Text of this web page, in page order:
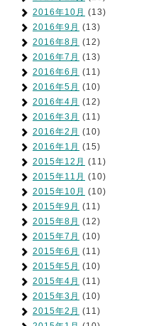
2016年10月 (13)
2016年9月 (13)
2016年8月 (12)
2016年7月 (13)
2016年6月 (11)
2016年5月 (10)
2016年4月 (12)
2016年3月 (11)
2016年2月 (10)
2016年1月 (15)
2015年12月 (11)
2015年11月 (10)
2015年10月 (10)
2015年9月 (11)
2015年8月 (12)
2015年7月 (10)
2015年6月 (11)
2015年5月 (10)
2015年4月 (11)
2015年3月 (10)
2015年2月 (11)